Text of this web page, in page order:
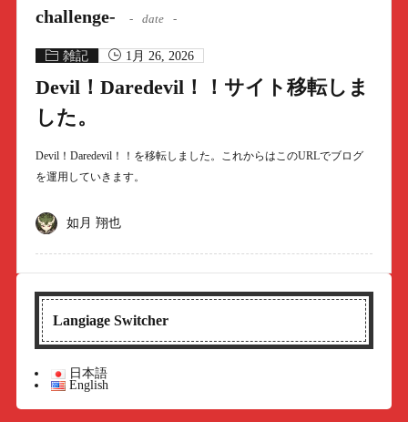
challenge-
date
雑記 1月 26, 2026
Devil！Daredevil！！サイト移転しま
した。
Devil！Daredevil！！を移転しました。これからはこのURLでブログ
を運用していきます。
如月 翔也
Langiage Switcher
日本語
English